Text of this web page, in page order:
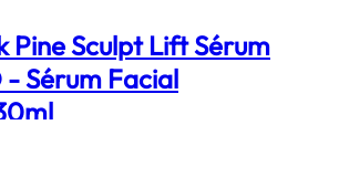
Pine Sculpt Lift Sérum
Sérum Facial